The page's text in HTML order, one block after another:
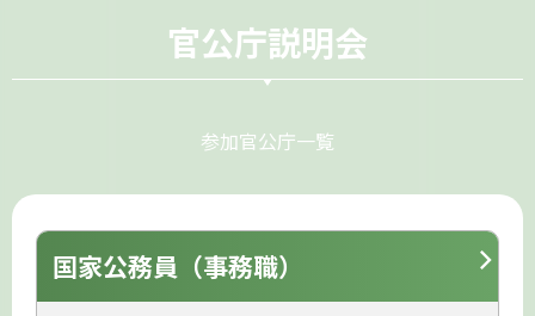
官公庁説明会
参加官公庁一覧
国家公務員（事務職）